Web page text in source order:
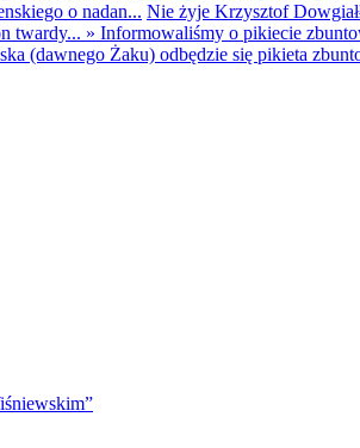
o nadan... Nie żyje Krzysztof
twardy... » Informowaliśmy o pikiecie
(dawnego Żaku) odbędzie się pikieta